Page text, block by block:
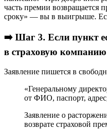
часть премии возвращается
сроку» — вы в выигрыше.
➡️ Шаг 3. Если пункт
в страховую компанию
Заявление пишется в
«Генеральному
от ФИО, паспорт,
Заявление о
возврате страховой